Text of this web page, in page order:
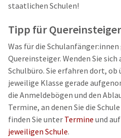
staatlichen Schulen!
Tipp für Quereinsteiger
Was für die
Quereinsteiger. Wenden Sie
Schulbüro. Sie erfahren dort, ob
jeweilige Klasse gerade
die Anmeldebögen und den
Termine, an denen Sie die
finden Sie unter Termine und
jeweiligen Schule.